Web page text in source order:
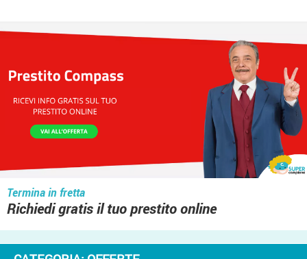
Termina in fretta
Richiedi gratis il tuo prestito online